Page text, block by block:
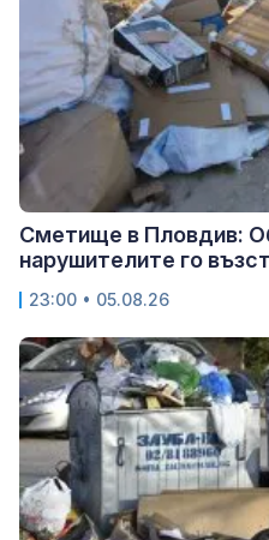
Сметище в Пловдив:
нарушителите го
23:00 • 05.08.26